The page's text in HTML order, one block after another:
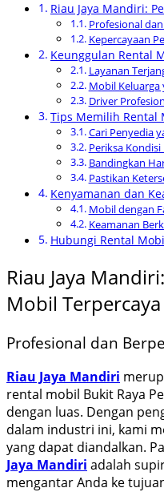
Riau Jaya Mandiri:
Profesional
Kepercayaan
Keunggulan Rental
Layanan
Mobil Keluarga
Driver
Tips Memilih Rental
Cari Penyedia
Periksa
Bandingkan
Pastikan
Kenyamanan dan
Mobil dengan
Keamanan
Hubungi Rental
Riau Jaya
Mobil Terpercaya
Profesional dan
Riau Jaya Mandiri
rental mobil Bukit Raya
dengan luas. Dengan
dalam industri ini, kami
yang dapat diandalkan.
Jaya Mandiri adalah
mengantar Anda ke